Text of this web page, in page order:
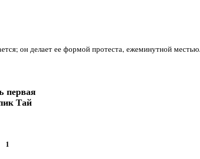
он делает ее формой протеста, ежеминутной местью.
первая
Тай
1